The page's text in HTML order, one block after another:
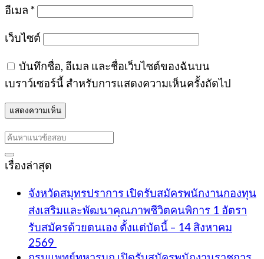
อีเมล *
เว็บไซต์
บันทึกชื่อ, อีเมล และชื่อเว็บไซต์ของฉันบน
เบราว์เซอร์นี้ สำหรับการแสดงความเห็นครั้งถัดไป
เรื่องล่าสุด
จังหวัดสมุทรปราการ เปิดรับสมัครพนักงานกองทุน
ส่งเสริมและพัฒนาคุณภาพชีวิตคนพิการ 1 อัตรา
รับสมัครด้วยตนเอง ตั้งแต่บัดนี้ – 14 สิงหาคม
2569